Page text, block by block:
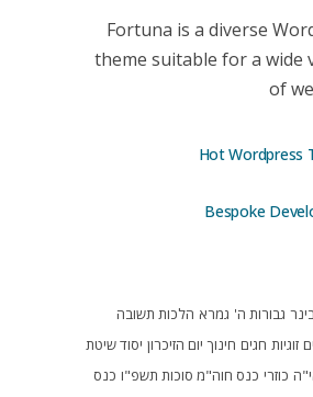
Fortuna is a diverse
theme suitable for a wide
of
Hot Wordpress
Bespoke
גבורות ה' גמרא הלכות תשובה
זוגיות חגים חינוך יום הזיכרון יסוד שיטת
כוזרי כנס חוה"מ סוכות תשפ"ו כנס